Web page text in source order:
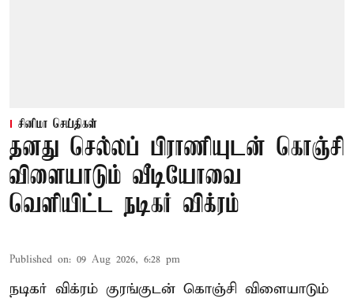
சினிமா செய்திகள்
தனது செல்லப் பிராணியுடன் கொஞ்சி
விளையாடும் வீடியோவை
வெளியிட்ட நடிகர் விக்ரம்
Published on: 09 Aug 2026, 6:28 pm
நடிகர் விக்ரம் குரங்குடன் கொஞ்சி விளையாடும்